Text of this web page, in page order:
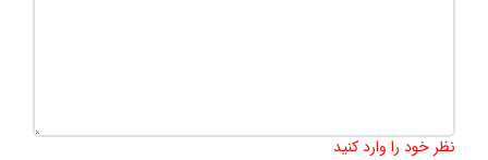
نظر خود را وارد کنید